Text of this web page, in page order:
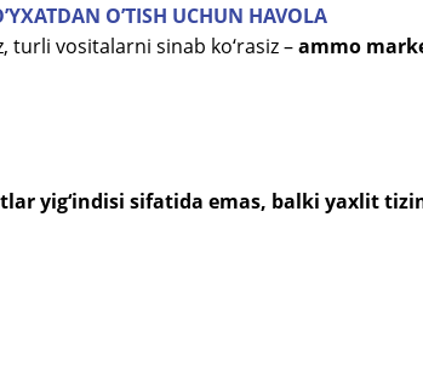
O’TISH UCHUN HAVOLA
turli vositalarni sinab ko‘rasiz –ammo
yig‘indisi sifatida emas, balki yaxlit